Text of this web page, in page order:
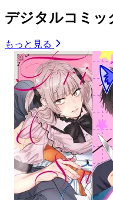
デジタルコミッ
もっと見る